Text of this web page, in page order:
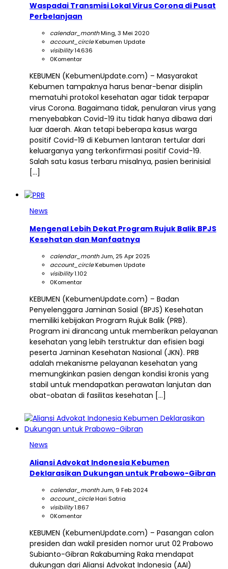
Waspadai Transmisi Lokal Virus Corona di Pusat
Perbelanjaan
calendar_monthMing, 3 Mei 2020
account_circleKebumen Update
visibility14.636
0Komentar
KEBUMEN (KebumenUpdate.com) – Masyarakat
Kebumen tampaknya harus benar-benar disiplin
mematuhi protokol kesehatan agar tidak terpapar
virus Corona. Bagaimana tidak, penularan virus yang
menyebabkan Covid-19 itu tidak hanya dibawa dari
luar daerah. Akan tetapi beberapa kasus warga
positif Covid-19 di Kebumen lantaran tertular dari
keluarganya yang terkonfirmasi positif Covid-19.
Salah satu kasus terbaru misalnya, pasien berinisial
[…]
News
Mengenal Lebih Dekat Program Rujuk Balik BPJS
Kesehatan dan Manfaatnya
calendar_monthJum, 25 Apr 2025
account_circleKebumen Update
visibility1.102
0Komentar
KEBUMEN (KebumenUpdate.com) – Badan
Penyelenggara Jaminan Sosial (BPJS) Kesehatan
memiliki kebijakan Program Rujuk Balik (PRB).
Program ini dirancang untuk memberikan pelayanan
kesehatan yang lebih terstruktur dan efisien bagi
peserta Jaminan Kesehatan Nasional (JKN). PRB
adalah mekanisme pelayanan kesehatan yang
memungkinkan pasien dengan kondisi kronis yang
stabil untuk mendapatkan perawatan lanjutan dan
obat-obatan di fasilitas kesehatan […]
News
Aliansi Advokat Indonesia Kebumen
Deklarasikan Dukungan untuk Prabowo-Gibran
calendar_monthJum, 9 Feb 2024
account_circleHari Satria
visibility1.867
0Komentar
KEBUMEN (KebumenUpdate.com) – Pasangan calon
presiden dan wakil presiden nomor urut 02 Prabowo
Subianto-Gibran Rakabuming Raka mendapat
dukungan dari Aliansi Advokat Indonesia (AAI)